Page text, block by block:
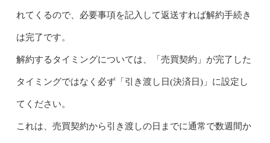
れてくるので、必要事項を記入して返送すれば解約手続き
は完了です。
解約するタイミングについては、「売買契約」が完了した
タイミングではなく必ず「引き渡し日(決済日)」に設定し
てください。
これは、売買契約から引き渡しの日までに通常で数週間か